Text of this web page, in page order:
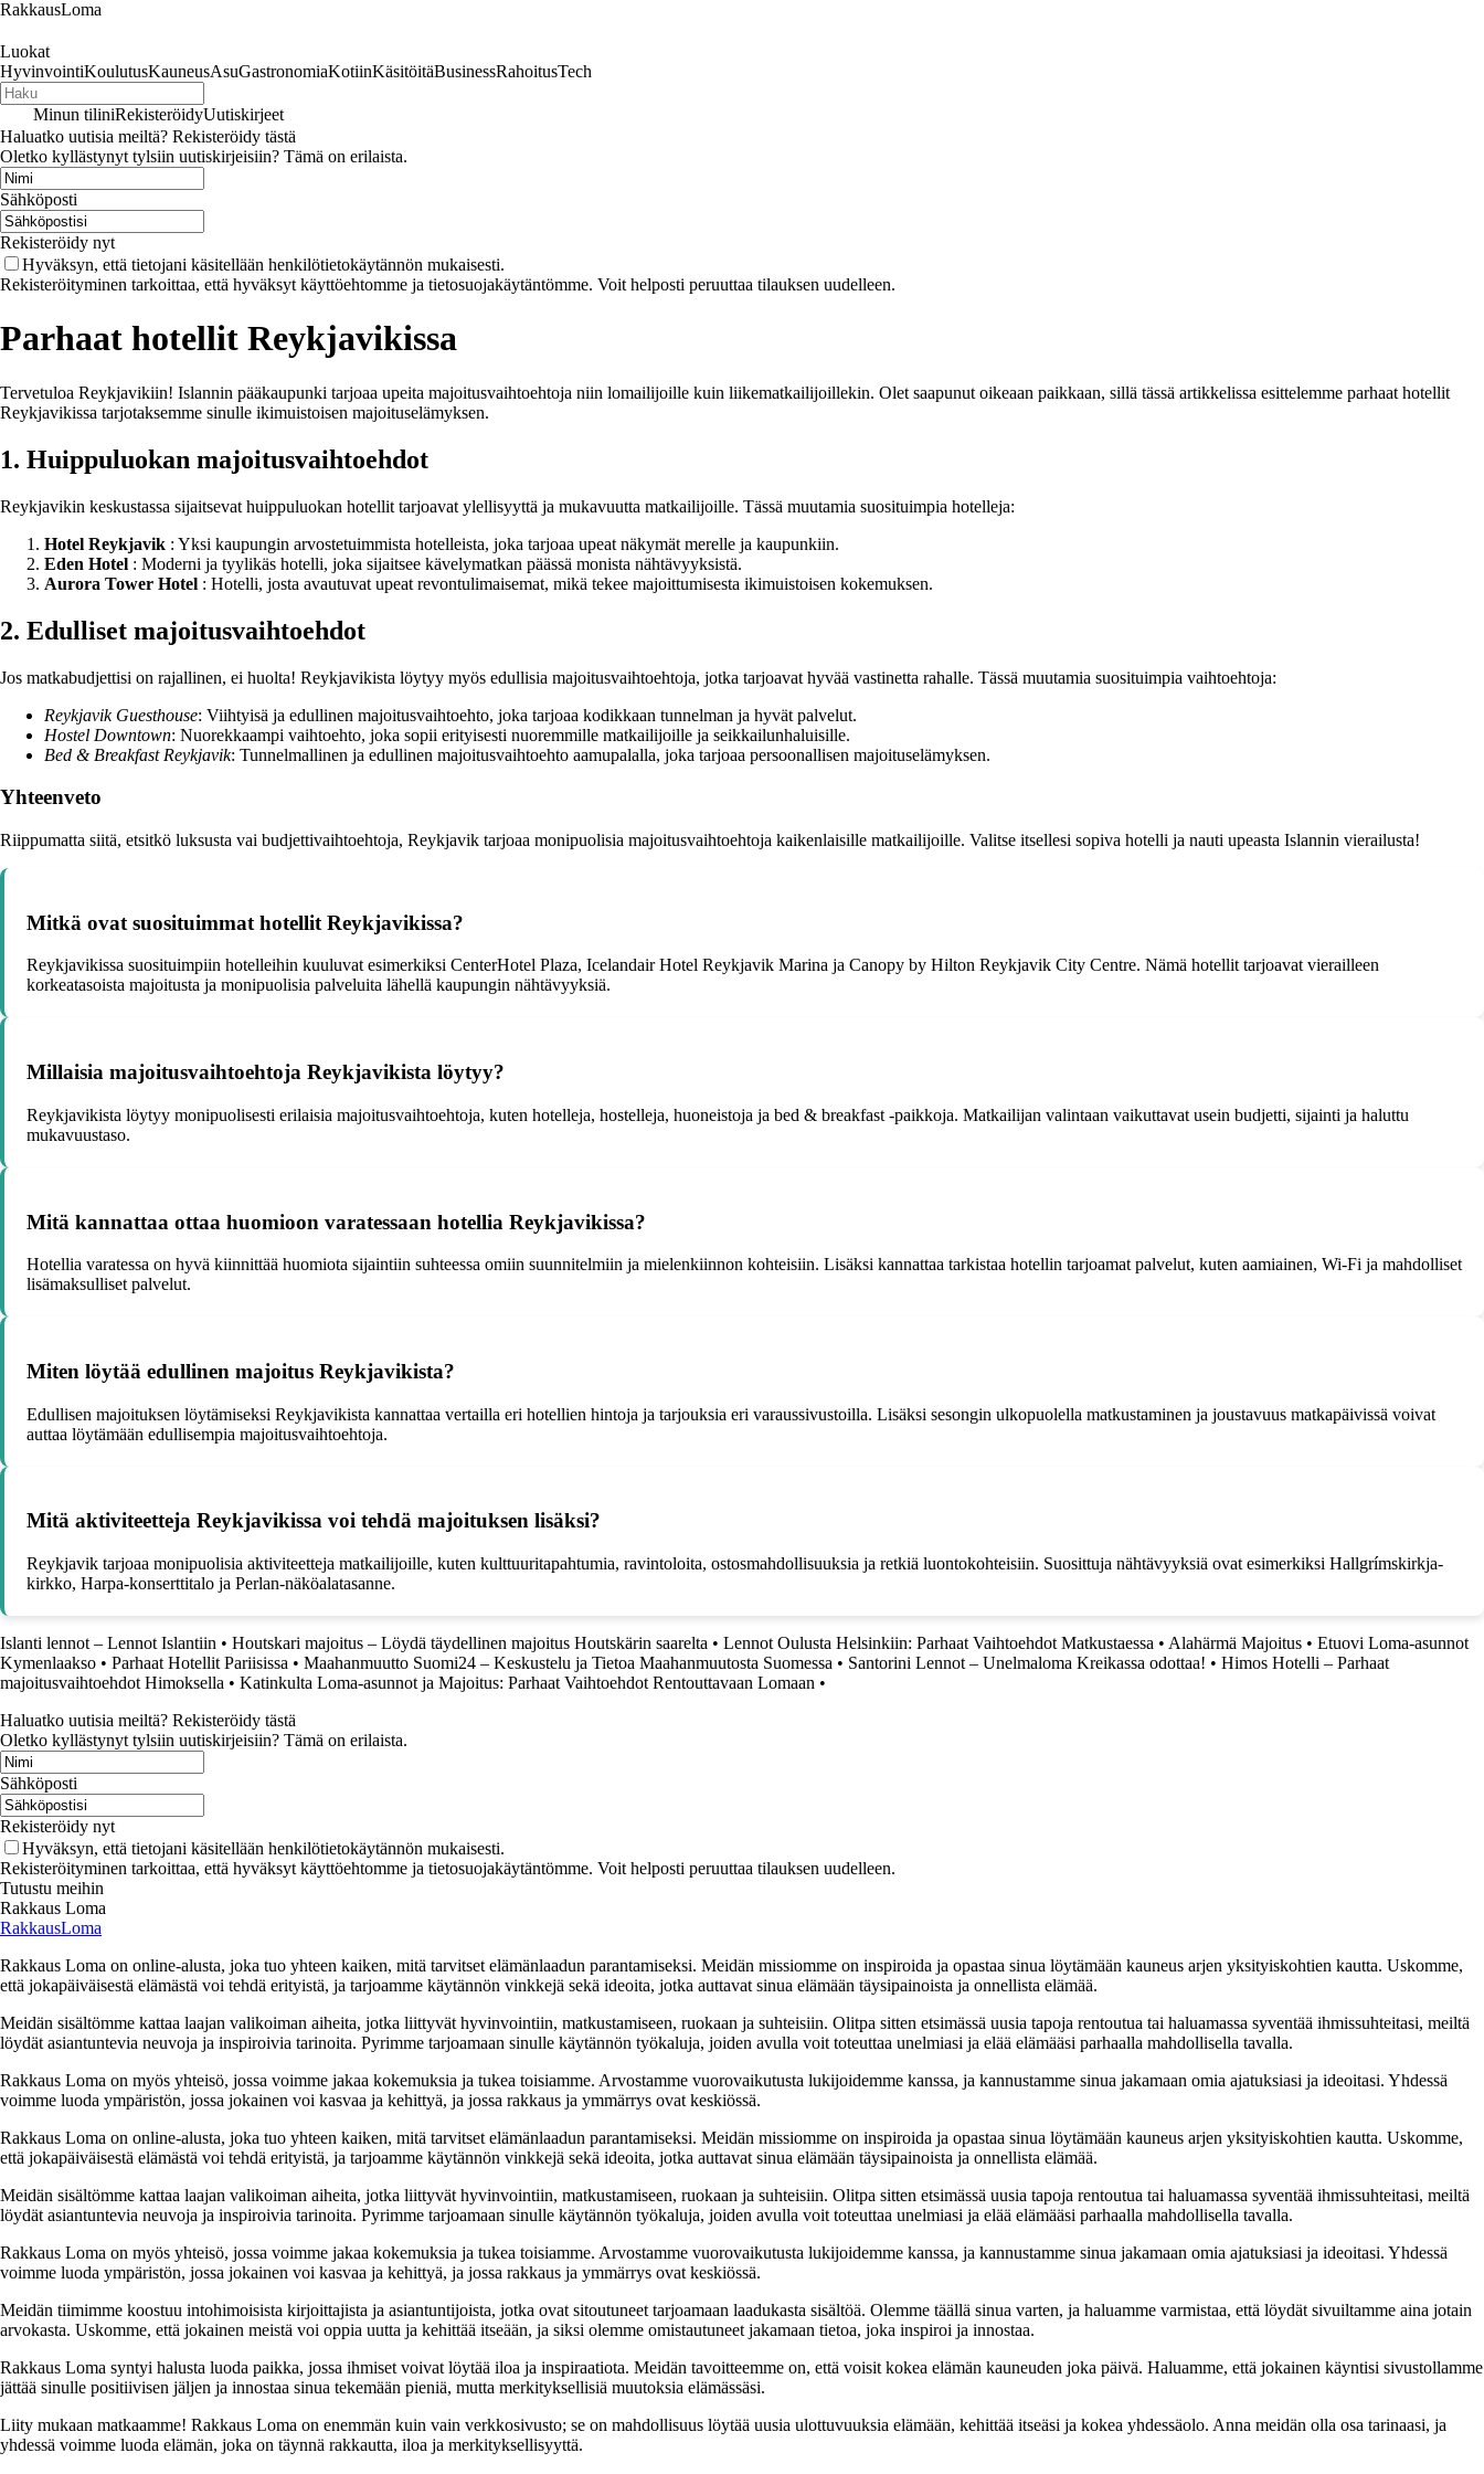
RakkausLoma
Luokat
HyvinvointiKoulutusKauneusAsuGastronomiaKotiinKäsitöitäBusinessRahoitusTech
Minun tiliniRekisteröidyUutiskirjeet
Haluatko uutisia meiltä? Rekisteröidy tästä
Oletko kyllästynyt tylsiin uutiskirjeisiin? Tämä on erilaista.
Sähköposti
Rekisteröidy nyt
Hyväksyn, että tietojani käsitellään henkilötietokäytännön mukaisesti.
Rekisteröityminen tarkoittaa, että hyväksyt käyttöehtomme ja tietosuojakäytäntömme. Voit helposti peruuttaa tilauksen uudelleen.
Parhaat hotellit Reykjavikissa
Tervetuloa Reykjavikiin! Islannin pääkaupunki tarjoaa upeita majoitusvaihtoehtoja niin lomailijoille kuin liikematkailijoillekin. Olet saapunut oikeaan paikkaan, sillä tässä artikkelissa esittelemme parhaat hotellit
Reykjavikissa tarjotaksemme sinulle ikimuistoisen majoituselämyksen.
1. Huippuluokan majoitusvaihtoehdot
Reykjavikin keskustassa sijaitsevat huippuluokan hotellit tarjoavat ylellisyyttä ja mukavuutta matkailijoille. Tässä muutamia suosituimpia hotelleja:
Hotel Reykjavik : Yksi kaupungin arvostetuimmista hotelleista, joka tarjoaa upeat näkymät merelle ja kaupunkiin.
Eden Hotel : Moderni ja tyylikäs hotelli, joka sijaitsee kävelymatkan päässä monista nähtävyyksistä.
Aurora Tower Hotel : Hotelli, josta avautuvat upeat revontulimaisemat, mikä tekee majoittumisesta ikimuistoisen kokemuksen.
2. Edulliset majoitusvaihtoehdot
Jos matkabudjettisi on rajallinen, ei huolta! Reykjavikista löytyy myös edullisia majoitusvaihtoehtoja, jotka tarjoavat hyvää vastinetta rahalle. Tässä muutamia suosituimpia vaihtoehtoja:
Reykjavik Guesthouse: Viihtyisä ja edullinen majoitusvaihtoehto, joka tarjoaa kodikkaan tunnelman ja hyvät palvelut.
Hostel Downtown: Nuorekkaampi vaihtoehto, joka sopii erityisesti nuoremmille matkailijoille ja seikkailunhaluisille.
Bed & Breakfast Reykjavik: Tunnelmallinen ja edullinen majoitusvaihtoehto aamupalalla, joka tarjoaa persoonallisen majoituselämyksen.
Yhteenveto
Riippumatta siitä, etsitkö luksusta vai budjettivaihtoehtoja, Reykjavik tarjoaa monipuolisia majoitusvaihtoehtoja kaikenlaisille matkailijoille. Valitse itsellesi sopiva hotelli ja nauti upeasta Islannin vierailusta!
Mitkä ovat suosituimmat hotellit Reykjavikissa?
Reykjavikissa suosituimpiin hotelleihin kuuluvat esimerkiksi CenterHotel Plaza, Icelandair Hotel Reykjavik Marina ja Canopy by Hilton Reykjavik City Centre. Nämä hotellit tarjoavat vierailleen
korkeatasoista majoitusta ja monipuolisia palveluita lähellä kaupungin nähtävyyksiä.
Millaisia majoitusvaihtoehtoja Reykjavikista löytyy?
Reykjavikista löytyy monipuolisesti erilaisia majoitusvaihtoehtoja, kuten hotelleja, hostelleja, huoneistoja ja bed & breakfast -paikkoja. Matkailijan valintaan vaikuttavat usein budjetti, sijainti ja haluttu
mukavuustaso.
Mitä kannattaa ottaa huomioon varatessaan hotellia Reykjavikissa?
Hotellia varatessa on hyvä kiinnittää huomiota sijaintiin suhteessa omiin suunnitelmiin ja mielenkiinnon kohteisiin. Lisäksi kannattaa tarkistaa hotellin tarjoamat palvelut, kuten aamiainen, Wi-Fi ja mahdolliset
lisämaksulliset palvelut.
Miten löytää edullinen majoitus Reykjavikista?
Edullisen majoituksen löytämiseksi Reykjavikista kannattaa vertailla eri hotellien hintoja ja tarjouksia eri varaussivustoilla. Lisäksi sesongin ulkopuolella matkustaminen ja joustavuus matkapäivissä voivat
auttaa löytämään edullisempia majoitusvaihtoehtoja.
Mitä aktiviteetteja Reykjavikissa voi tehdä majoituksen lisäksi?
Reykjavik tarjoaa monipuolisia aktiviteetteja matkailijoille, kuten kulttuuritapahtumia, ravintoloita, ostosmahdollisuuksia ja retkiä luontokohteisiin. Suosittuja nähtävyyksiä ovat esimerkiksi Hallgrímskirkja-
kirkko, Harpa-konserttitalo ja Perlan-näköalatasanne.
Islanti lennot – Lennot Islantiin • Houtskari majoitus – Löydä täydellinen majoitus Houtskärin saarelta • Lennot Oulusta Helsinkiin: Parhaat Vaihtoehdot Matkustaessa • Alahärmä Majoitus • Etuovi Loma-asunnot
Kymenlaakso • Parhaat Hotellit Pariisissa • Maahanmuutto Suomi24 – Keskustelu ja Tietoa Maahanmuutosta Suomessa • Santorini Lennot – Unelmaloma Kreikassa odottaa! • Himos Hotelli – Parhaat
majoitusvaihtoehdot Himoksella • Katinkulta Loma-asunnot ja Majoitus: Parhaat Vaihtoehdot Rentouttavaan Lomaan •
Haluatko uutisia meiltä? Rekisteröidy tästä
Oletko kyllästynyt tylsiin uutiskirjeisiin? Tämä on erilaista.
Sähköposti
Rekisteröidy nyt
Hyväksyn, että tietojani käsitellään henkilötietokäytännön mukaisesti.
Rekisteröityminen tarkoittaa, että hyväksyt käyttöehtomme ja tietosuojakäytäntömme. Voit helposti peruuttaa tilauksen uudelleen.
Tutustu meihin
Rakkaus Loma
RakkausLoma
Rakkaus Loma on online-alusta, joka tuo yhteen kaiken, mitä tarvitset elämänlaadun parantamiseksi. Meidän missiomme on inspiroida ja opastaa sinua löytämään kauneus arjen yksityiskohtien kautta. Uskomme,
että jokapäiväisestä elämästä voi tehdä erityistä, ja tarjoamme käytännön vinkkejä sekä ideoita, jotka auttavat sinua elämään täysipainoista ja onnellista elämää.
Meidän sisältömme kattaa laajan valikoiman aiheita, jotka liittyvät hyvinvointiin, matkustamiseen, ruokaan ja suhteisiin. Olitpa sitten etsimässä uusia tapoja rentoutua tai haluamassa syventää ihmissuhteitasi, meiltä
löydät asiantuntevia neuvoja ja inspiroivia tarinoita. Pyrimme tarjoamaan sinulle käytännön työkaluja, joiden avulla voit toteuttaa unelmiasi ja elää elämääsi parhaalla mahdollisella tavalla.
Rakkaus Loma on myös yhteisö, jossa voimme jakaa kokemuksia ja tukea toisiamme. Arvostamme vuorovaikutusta lukijoidemme kanssa, ja kannustamme sinua jakamaan omia ajatuksiasi ja ideoitasi. Yhdessä
voimme luoda ympäristön, jossa jokainen voi kasvaa ja kehittyä, ja jossa rakkaus ja ymmärrys ovat keskiössä.
Rakkaus Loma on online-alusta, joka tuo yhteen kaiken, mitä tarvitset elämänlaadun parantamiseksi. Meidän missiomme on inspiroida ja opastaa sinua löytämään kauneus arjen yksityiskohtien kautta. Uskomme,
että jokapäiväisestä elämästä voi tehdä erityistä, ja tarjoamme käytännön vinkkejä sekä ideoita, jotka auttavat sinua elämään täysipainoista ja onnellista elämää.
Meidän sisältömme kattaa laajan valikoiman aiheita, jotka liittyvät hyvinvointiin, matkustamiseen, ruokaan ja suhteisiin. Olitpa sitten etsimässä uusia tapoja rentoutua tai haluamassa syventää ihmissuhteitasi, meiltä
löydät asiantuntevia neuvoja ja inspiroivia tarinoita. Pyrimme tarjoamaan sinulle käytännön työkaluja, joiden avulla voit toteuttaa unelmiasi ja elää elämääsi parhaalla mahdollisella tavalla.
Rakkaus Loma on myös yhteisö, jossa voimme jakaa kokemuksia ja tukea toisiamme. Arvostamme vuorovaikutusta lukijoidemme kanssa, ja kannustamme sinua jakamaan omia ajatuksiasi ja ideoitasi. Yhdessä
voimme luoda ympäristön, jossa jokainen voi kasvaa ja kehittyä, ja jossa rakkaus ja ymmärrys ovat keskiössä.
Meidän tiimimme koostuu intohimoisista kirjoittajista ja asiantuntijoista, jotka ovat sitoutuneet tarjoamaan laadukasta sisältöä. Olemme täällä sinua varten, ja haluamme varmistaa, että löydät sivuiltamme aina jotain
arvokasta. Uskomme, että jokainen meistä voi oppia uutta ja kehittää itseään, ja siksi olemme omistautuneet jakamaan tietoa, joka inspiroi ja innostaa.
Rakkaus Loma syntyi halusta luoda paikka, jossa ihmiset voivat löytää iloa ja inspiraatiota. Meidän tavoitteemme on, että voisit kokea elämän kauneuden joka päivä. Haluamme, että jokainen käyntisi sivustollamme
jättää sinulle positiivisen jäljen ja innostaa sinua tekemään pieniä, mutta merkityksellisiä muutoksia elämässäsi.
Liity mukaan matkaamme! Rakkaus Loma on enemmän kuin vain verkkosivusto; se on mahdollisuus löytää uusia ulottuvuuksia elämään, kehittää itseäsi ja kokea yhdessäolo. Anna meidän olla osa tarinaasi, ja
yhdessä voimme luoda elämän, joka on täynnä rakkautta, iloa ja merkityksellisyyttä.